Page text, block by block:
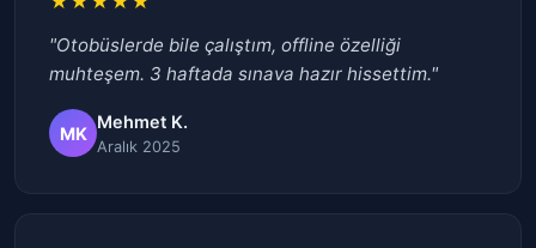
"Otobüslerde bile çalıştım, offline özelliği
muhteşem. 3 haftada sınava hazır hissettim."
MK
Mehmet K.
Aralık 2025